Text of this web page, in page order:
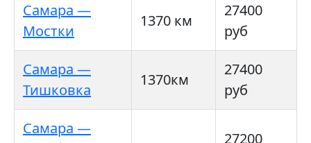
Самара —
Мостки
1370 км
27400
руб
Самара —
Тишковка
1370км
27400
руб
Самара —
27200